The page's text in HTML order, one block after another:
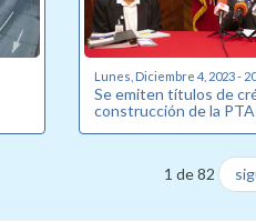
Lunes, Diciembre 4, 2023 -
Se emiten títulos de
construcción de la
1 de 82